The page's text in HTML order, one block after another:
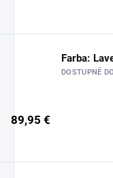
Farba:
DOSTUPNÉ
89,95 €